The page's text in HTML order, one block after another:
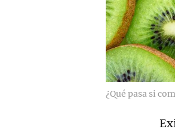
¿Qué pasa si